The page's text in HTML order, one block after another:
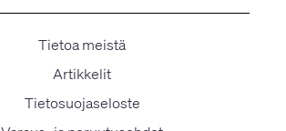
Tietoa meistä
Artikkelit
Tietosuojaseloste